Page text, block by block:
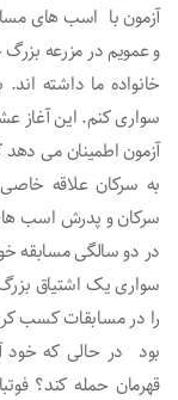
آزمون با اسب های
و عمویم در مزرعه
خانواده ما داشته
سواری کنم. این آغاز
به سرکان علاقه
سرکان و پدرش اسب
در دو سالگی مسابقه
سواری یک اشتیاق بزرگ
را در مسابقات کسب
بود در حالی که خود